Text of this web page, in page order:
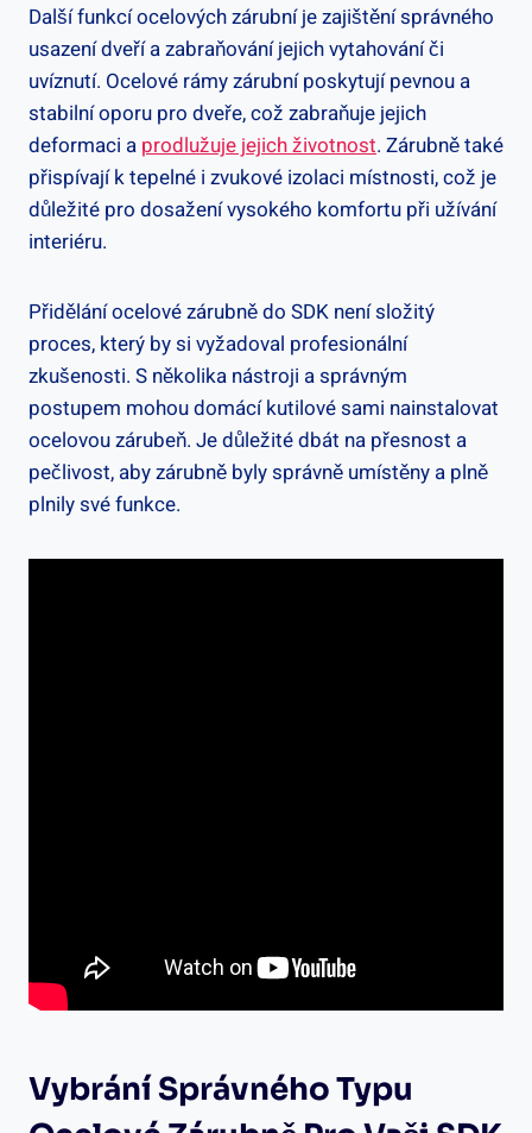
Další funkcí ocelových zárubní je zajištění správného
usazení dveří a zabraňování jejich vytahování či
uvíznutí. Ocelové rámy zárubní poskytují pevnou a
stabilní oporu pro dveře, což zabraňuje jejich
deformaci a prodlužuje jejich životnost. Zárubně také
přispívají k tepelné i zvukové izolaci místnosti, což je
důležité pro dosažení vysokého komfortu při užívání
interiéru.
Přidělání ocelové zárubně do SDK není složitý
proces, který by si vyžadoval profesionální
zkušenosti. S několika nástroji a správným
postupem mohou domácí kutilové sami nainstalovat
ocelovou zárubeň. Je důležité dbát na přesnost a
pečlivost, aby zárubně byly správně umístěny a plně
plnily své funkce.
Vybrání Správného Typu